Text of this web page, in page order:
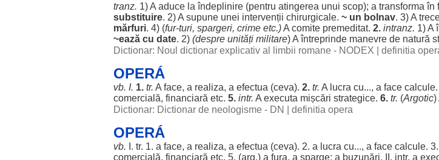
tranz. 1) A aduce laîndeplinire (pentru atingerea unui scop); a transforma în
substituire. 2) A supune unei intervenții chirurgicale. ~ un bolnav. 3) A
mărfuri. 4) (fur-turi, spargeri, crime etc.)A comite premeditat. 2. intranz. 1) A
~ează cu date. 2) (despre unități militare) Aîntreprinde manevre de natură
Dictionar: Noul dictionar explicativ al limbii romane - NODEX
definitia
OPERÁ
vb. I. 1. tr. A face, a realiza, a efectua (ceva). 2. tr. A lucra cu..., a face calcule.
comercială, financiară etc. 5. intr. A executa mișcări strategice. 6. tr. (Argotic)
Dictionar: Dictionar de neologisme - DN
definitia opera
OPERÁ
vb. I. tr. 1. a face, a realiza, a efectua (ceva). 2. a lucra cu..., a face calcule.
comercială, financiară etc. 5. (arg.) a fura, a sparge; a buzunări. II. intr. a